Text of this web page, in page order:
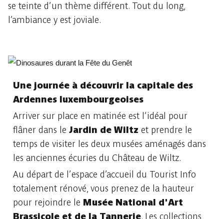
se teinte d’un thème différent. Tout du long,
l’ambiance y est joviale.
Une journée à découvrir la capitale des
Ardennes luxembourgeoises
Arriver sur place en matinée est l’idéal pour
flâner dans le Jardin de Wiltz et prendre le
temps de visiter les deux musées aménagés dans
les anciennes écuries du Château de Wiltz.
Au départ de l’espace d’accueil du Tourist Info
totalement rénové, vous prenez de la hauteur
pour rejoindre le Musée National d'Art
Brassicole et de la Tannerie. Les collections